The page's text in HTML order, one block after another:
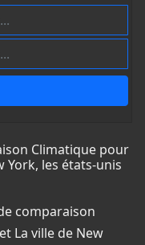
Climatique pour
York, les états-unis
comparaison
La ville de New